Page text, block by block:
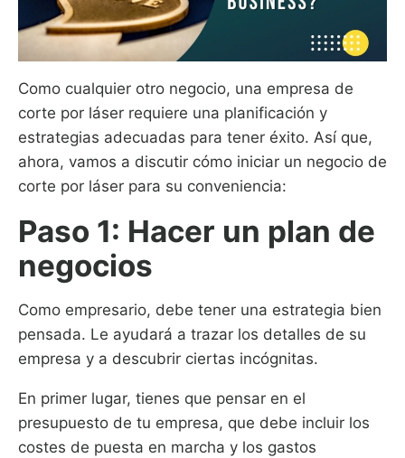
Como cualquier otro negocio, una empresa de
corte por láser requiere una planificación y
estrategias adecuadas para tener éxito. Así que,
ahora, vamos a discutir cómo iniciar un negocio de
corte por láser para su conveniencia:
Paso 1: Hacer un plan de
negocios
Como empresario, debe tener una estrategia bien
pensada. Le ayudará a trazar los detalles de su
empresa y a descubrir ciertas incógnitas.
En primer lugar, tienes que pensar en el
presupuesto de tu empresa, que debe incluir los
costes de puesta en marcha y los gastos